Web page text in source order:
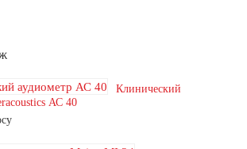
Клинический
АС 40